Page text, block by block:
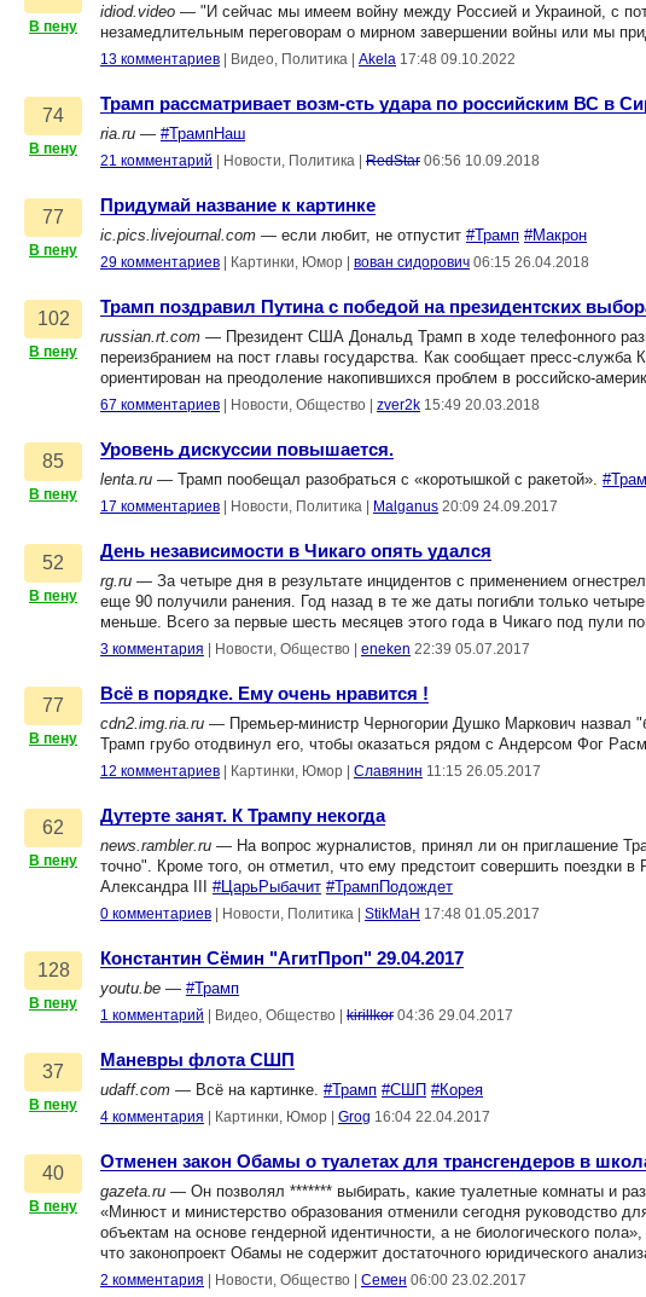
В пену
idiod.video — "И сейчас мы имеем войну между Россией и Украиной, с
незамедлительным переговорам о мирном завершении войны или мы
13 комментариев Видео, Политика Akela 17:48 09.10.2022
74
В пену
Трамп рассматривает возм-сть удара по российским ВС в
ria.ru — #ТрампНаш
21 комментарий Новости, Политика RedStar 06:56 10.09.2018
77
В пену
Придумай название к картинке
ic.pics.livejournal.com — если любит, не отпустит #Трамп #Макрон
29 комментариев Картинки, Юмор вован сидорович 06:15 26.04.2018
102
В пену
Трамп поздравил Путина с победой на президентских
russian.rt.com — Президент США Дональд Трамп в ходе телефонного
переизбранием на пост главы государства. Как сообщает пресс-служба
ориентирован на преодоление накопившихся проблем в российско-
67 комментариев Новости, Общество zver2k 15:49 20.03.2018
85
В пену
Уровень дискуссии повышается.
lenta.ru — Трамп пообещал разобраться с «коротышкой с ракетой».
17 комментариев Новости, Политика Malganus 20:09 24.09.2017
52
В пену
День независимости в Чикаго опять удался
rg.ru — За четыре дня в результате инцидентов с применением
еще 90 получили ранения. Год назад в те же даты погибли только
меньше. Всего за первые шесть месяцев этого года в Чикаго под пули
3 комментария Новости, Общество eneken 22:39 05.07.2017
77
В пену
Всё в порядке. Ему очень нравится !
cdn2.img.ria.ru — Премьер-министр Черногории Душко Маркович назвал
Трамп грубо отодвинул его, чтобы оказаться рядом с Андерсом Фог
12 комментариев Картинки, Юмор Славянин 11:15 26.05.2017
62
В пену
Дутерте занят. К Трампу некогда
news.rambler.ru — На вопрос журналистов, принял ли он приглашение
точно". Кроме того, он отметил, что ему предстоит совершить поездки
Александра III #ЦарьРыбачит #ТрампПодождет
0 комментариев Новости, Политика StikMaH 17:48 01.05.2017
128
В пену
Константин Сёмин "АгитПроп" 29.04.2017
youtu.be — #Трамп
1 комментарий Видео, Общество kirillkor 04:36 29.04.2017
37
В пену
Маневры флота СШП
udaff.com — Всё на картинке. #Трамп #СШП #Корея
4 комментария Картинки, Юмор Grog 16:04 22.04.2017
40
В пену
Отменен закон Обамы о туалетах для трансгендеров в
gazeta.ru — Он позволял ******* выбирать, какие туалетные комнаты и
«Минюст и министерство образования отменили сегодня руководство
объектам на основе гендерной идентичности, а не биологического
что законопроект Обамы не содержит достаточного юридического
2 комментария Новости, Общество Семен 06:00 23.02.2017